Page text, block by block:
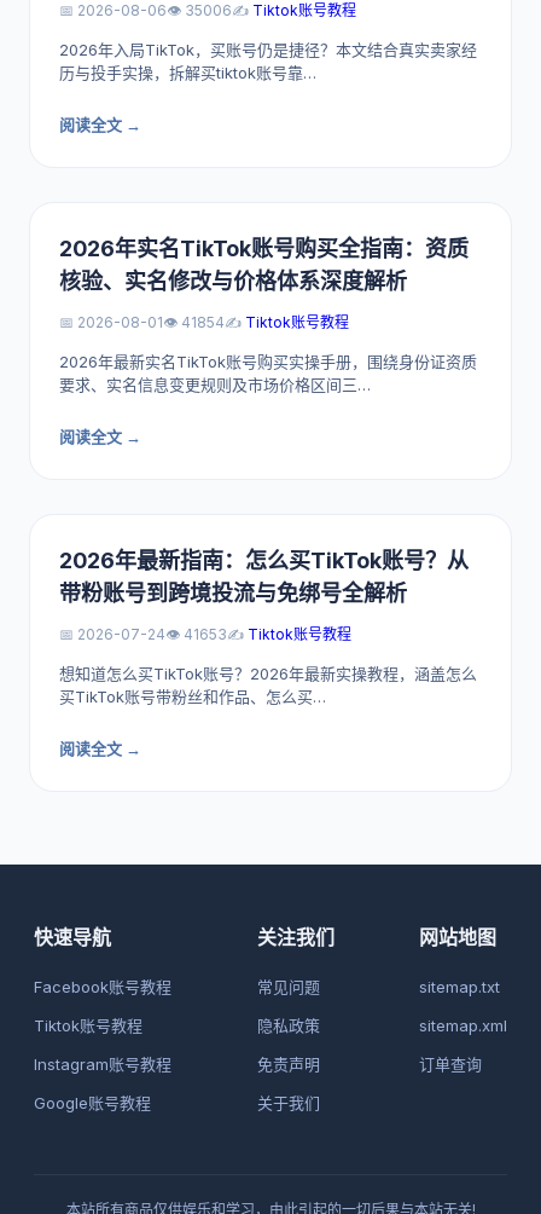
📅 2026-08-06👁️ 35006✍️ Tiktok账号教程
2026年入局TikTok，买账号仍是捷径？本文结合真实卖家经
历与投手实操，拆解买tiktok账号靠…
阅读全文 →
2026年实名TikTok账号购买全指南：资质
核验、实名修改与价格体系深度解析
📅 2026-08-01👁️ 41854✍️ Tiktok账号教程
2026年最新实名TikTok账号购买实操手册，围绕身份证资质
要求、实名信息变更规则及市场价格区间三…
阅读全文 →
2026年最新指南：怎么买TikTok账号？从
带粉账号到跨境投流与免绑号全解析
📅 2026-07-24👁️ 41653✍️ Tiktok账号教程
想知道怎么买TikTok账号？2026年最新实操教程，涵盖怎么
买TikTok账号带粉丝和作品、怎么买…
阅读全文 →
快速导航
Facebook账号教程
Tiktok账号教程
Instagram账号教程
Google账号教程
关注我们
常见问题
隐私政策
免责声明
关于我们
网站地图
sitemap.txt
sitemap.xml
订单查询
本站所有商品仅供娱乐和学习，由此引起的一切后果与本站无关!